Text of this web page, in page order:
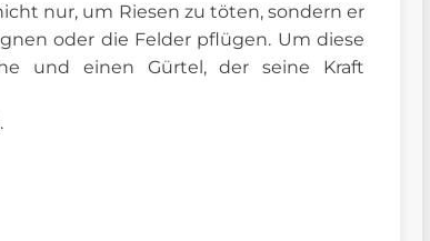
nur, um Riesen zu töten, sondern er
oder die Felder pflügen. Um diese
und einen Gürtel, der seine Kraft